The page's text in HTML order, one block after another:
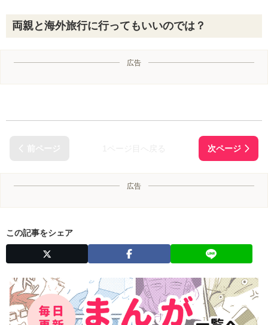
両親と海外旅行に行ってもいいのでは？
広告
広告
この記事をシェア